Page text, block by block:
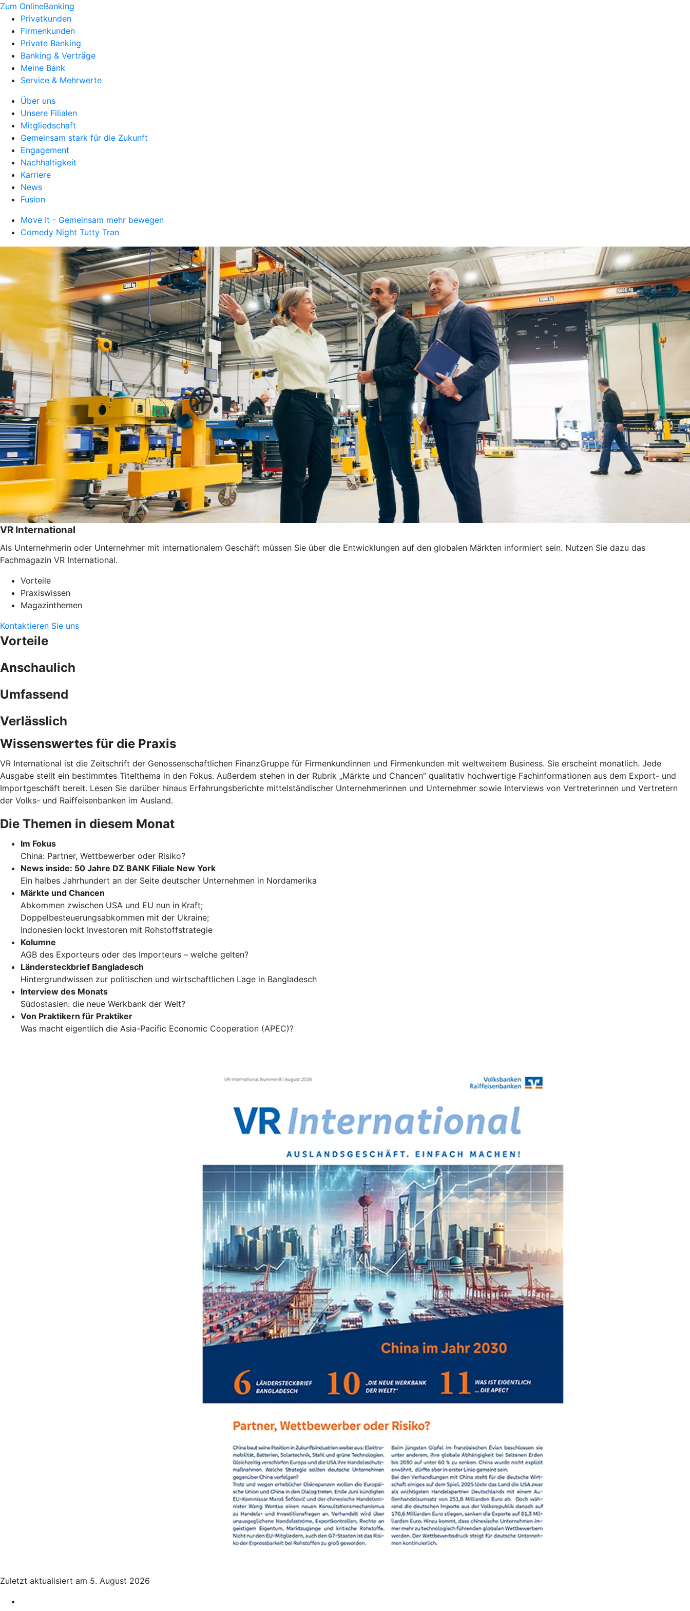
Zum OnlineBanking
Privatkunden
Firmenkunden
Private Banking
Banking & Verträge
Meine Bank
Service & Mehrwerte
Über uns
Unsere Filialen
Mitgliedschaft
Gemeinsam stark für die Zukunft
Engagement
Nachhaltigkeit
Karriere
News
Fusion
Move It - Gemeinsam mehr bewegen
Comedy Night Tutty Tran
VR International
Als Unternehmerin oder Unternehmer mit internationalem Geschäft müssen Sie über die Entwicklungen auf den globalen Märkten informiert sein. Nutzen Sie dazu das
Fachmagazin VR International.
Vorteile
Praxiswissen
Magazinthemen
Kontaktieren Sie uns
Vorteile
Anschaulich
Umfassend
Verlässlich
Wissenswertes für die Praxis
VR International ist die Zeitschrift der Genossenschaftlichen FinanzGruppe für Firmenkundinnen und Firmenkunden mit weltweitem Business. Sie erscheint monatlich. Jede
Ausgabe stellt ein bestimmtes Titelthema in den Fokus. Außerdem stehen in der Rubrik „Märkte und Chancen” qualitativ hochwertige Fachinformationen aus dem Export- und
Importgeschäft bereit. Lesen Sie darüber hinaus Erfahrungsberichte mittelständischer Unternehmerinnen und Unternehmer sowie Interviews von Vertreterinnen und Vertretern
der Volks- und Raiffeisenbanken im Ausland.
Die Themen in diesem Monat
Im Fokus
China: Partner, Wettbewerber oder Risiko?
News inside: 50 Jahre DZ BANK Filiale New York
Ein halbes Jahrhundert an der Seite deutscher Unternehmen in Nordamerika
Märkte und Chancen
Abkommen zwischen USA und EU nun in Kraft;
Doppelbesteuerungsabkommen mit der Ukraine;
Indonesien lockt Investoren mit Rohstoffstrategie
Kolumne
AGB des Exporteurs oder des Importeurs – welche gelten?
Ländersteckbrief Bangladesch
Hintergrundwissen zur politischen und wirtschaftlichen Lage in Bangladesch
Interview des Monats
Südostasien: die neue Werkbank der Welt?
Von Praktikern für Praktiker
Was macht eigentlich die Asia-Pacific Economic Cooperation (APEC)?
Zuletzt aktualisiert am 5. August 2026